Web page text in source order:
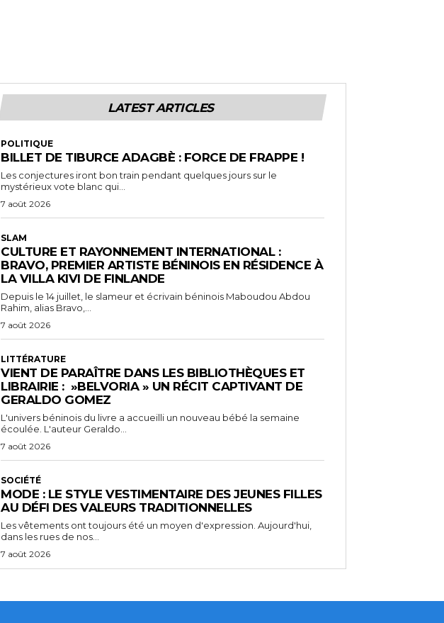
LATEST ARTICLES
POLITIQUE
BILLET DE TIBURCE ADAGBÈ : FORCE DE FRAPPE !
Les conjectures iront bon train pendant quelques jours sur le
mystérieux vote blanc qui...
7 août 2026
SLAM
CULTURE ET RAYONNEMENT INTERNATIONAL :
BRAVO, PREMIER ARTISTE BÉNINOIS EN RÉSIDENCE À
LA VILLA KIVI DE FINLANDE
Depuis le 14 juillet, le slameur et écrivain béninois Maboudou Abdou
Rahim, alias Bravo,...
7 août 2026
LITTÉRATURE
VIENT DE PARAÎTRE DANS LES BIBLIOTHÈQUES ET
LIBRAIRIE : »BELVORIA » UN RÉCIT CAPTIVANT DE
GERALDO GOMEZ
L'univers béninois du livre a accueilli un nouveau bébé la semaine
écoulée. L'auteur Geraldo...
7 août 2026
SOCIÉTÉ
MODE : LE STYLE VESTIMENTAIRE DES JEUNES FILLES
AU DÉFI DES VALEURS TRADITIONNELLES
Les vêtements ont toujours été un moyen d'expression. Aujourd'hui,
dans les rues de nos...
7 août 2026